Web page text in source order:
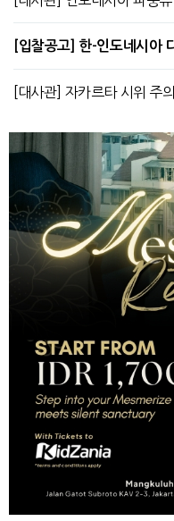
[입찰공고] 한-인도네시아
[대사관] 자카르타 시위 주